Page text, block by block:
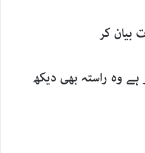
بیان کر
وہ راستہ بھی دیکھ